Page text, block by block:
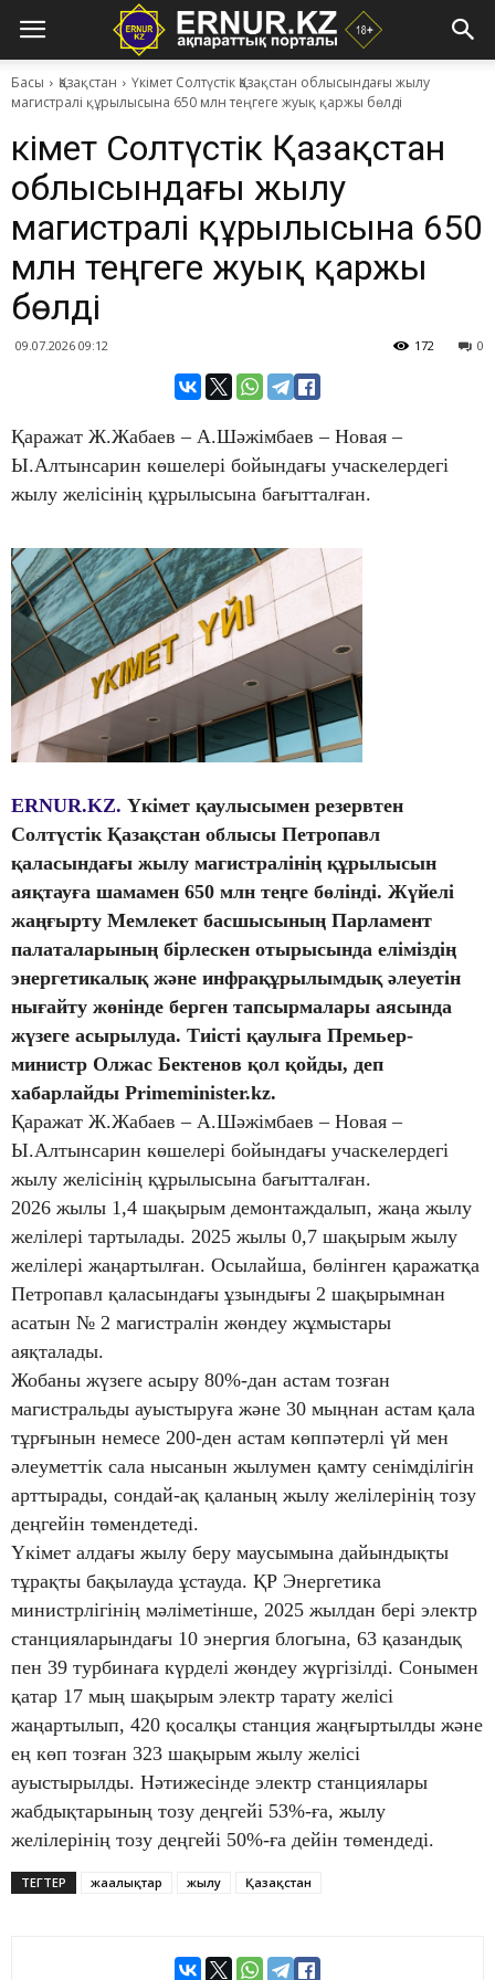
Басы Қазақстан
Үкімет Солтүстік Қазақстан облысындағы жылу
магистралі құрылысына 650 млн теңгеге жуық қаржы бөлді
Үкімет Солтүстік Қазақстан
облысындағы жылу
магистралі құрылысына 650
млн теңгеге жуық қаржы
бөлді
09.07.2026 09:12 0
172
Қаражат Ж.Жабаев – А.Шәжімбаев – Новая –
Ы.Алтынсарин көшелері бойындағы учаскелердегі
жылу желісінің құрылысына бағытталған.
ERNUR.KZ. Үкімет қаулысымен резервтен
Солтүстік Қазақстан облысы Петропавл
қаласындағы жылу магистралінің құрылысын
аяқтауға шамамен 650 млн теңге бөлінді. Жүйелі
жаңғырту Мемлекет басшысының Парламент
палаталарының бірлескен отырысында еліміздің
энергетикалық және инфрақұрылымдық әлеуетін
нығайту жөнінде берген тапсырмалары аясында
жүзеге асырылуда. Тиісті қаулыға Премьер-
министр Олжас Бектенов қол қойды, деп
хабарлайды Primeminister.kz.
Қаражат Ж.Жабаев – А.Шәжімбаев – Новая –
Ы.Алтынсарин көшелері бойындағы учаскелердегі
жылу желісінің құрылысына бағытталған.
2026 жылы 1,4 шақырым демонтаждалып, жаңа жылу
желілері тартылады. 2025 жылы 0,7 шақырым жылу
желілері жаңартылған. Осылайша, бөлінген қаражатқа
Петропавл қаласындағы ұзындығы 2 шақырымнан
асатын № 2 магистралін жөндеу жұмыстары
аяқталады.
Жобаны жүзеге асыру 80%-дан астам тозған
магистральды ауыстыруға және 30 мыңнан астам қала
тұрғынын немесе 200-ден астам көппәтерлі үй мен
әлеуметтік сала нысанын жылумен қамту сенімділігін
арттырады, сондай-ақ қаланың жылу желілерінің тозу
деңгейін төмендетеді.
Үкімет алдағы жылу беру маусымына дайындықты
тұрақты бақылауда ұстауда. ҚР Энергетика
министрлігінің мәліметінше, 2025 жылдан бері электр
станцияларындағы 10 энергия блогына, 63 қазандық
пен 39 турбинаға күрделі жөндеу жүргізілді. Сонымен
қатар 17 мың шақырым электр тарату желісі
жаңартылып, 420 қосалқы станция жаңғыртылды және
ең көп тозған 323 шақырым жылу желісі
ауыстырылды. Нәтижесінде электр станциялары
жабдықтарының тозу деңгейі 53%-ға, жылу
желілерінің тозу деңгейі 50%-ға дейін төмендеді.
ТЕГТЕР жаңалықтар жылу Қазақстан